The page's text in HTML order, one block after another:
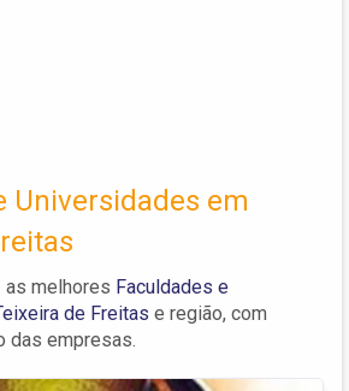
Universidades em
as melhores Faculdades e
de Freitas e região, com
das empresas.